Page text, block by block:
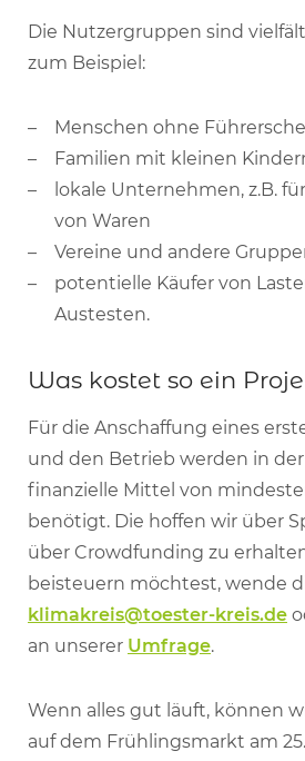
Die Nutzergruppen sind
zum Beispiel:
Menschen ohne
Familien mit kleinen
lokale Unternehmen, z.B.
von Waren
Vereine und andere
potentielle Käufer von
Austesten.
Was kostet so ein
Für die Anschaffung eines
und den Betrieb werden in
finanzielle Mittel von
benötigt. Die hoffen wir über
über Crowdfunding zu
beisteuern möchtest, wende
klimakreis@toester-kreis.de
an unserer Umfrage.
Wenn alles gut läuft, können
auf dem Frühlingsmarkt am